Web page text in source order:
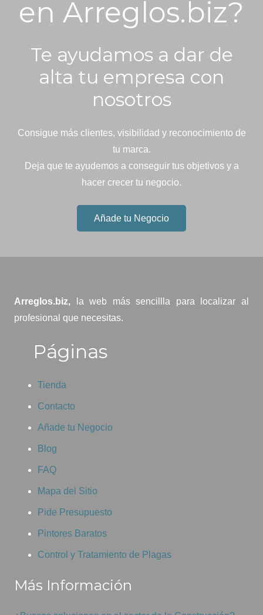
en Arreglos.biz?
Te ayudamos a dar de
alta tu empresa con
nosotros
Consigue más clientes, visibilidad y reconocimiento de
tu marca.
Deja que te ayudemos a conseguir tus objetivos y a
hacer crecer tu negocio.
Añade tu Negocio
Arreglos.biz,
la web más sencillla para localizar al
profesional que necesitas.
Páginas
Tienda
Contacto
Añade tu Negocio
Blog
FAQ
Mapa del Sitio
Pide Presupuesto
Pintores Baratos
Control y Tratamiento de Plagas
Más Información